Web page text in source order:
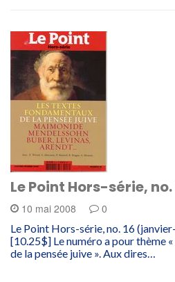
Le Point Hors-série,
10 mai 2008 0
Le Point Hors-série, no. 16
[10.25$] Le numéro a pour thème
de la pensée juive ». Aux dires…